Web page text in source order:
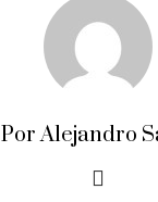
Por Alejandro